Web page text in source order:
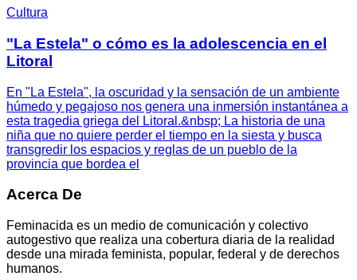
Cultura
"La Estela" o cómo es la adolescencia en el
Litoral
En "La Estela", la oscuridad y la sensación de un ambiente
húmedo y pegajoso nos genera una inmersión instantánea a
esta tragedia griega del Litoral.&nbsp; La historia de una
niña que no quiere perder el tiempo en la siesta y busca
transgredir los espacios y reglas de un pueblo de la
provincia que bordea el
Acerca De
Feminacida es un medio de comunicación y colectivo
autogestivo que realiza una cobertura diaria de la realidad
desde una mirada feminista, popular, federal y de derechos
humanos.